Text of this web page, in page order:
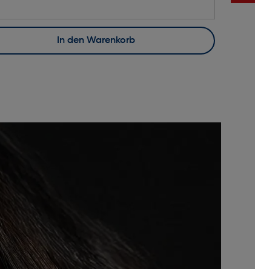
In den Warenkorb